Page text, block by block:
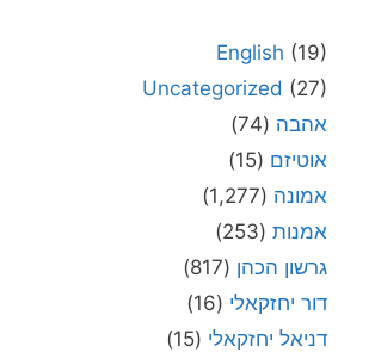
English (19)
Uncategorized (27)
אהבה (74)
אוטיזם (15)
אמונה (1,277)
אמנות (253)
גרשון הכהן (817)
דור יחזקאלי (16)
דניאל יחזקאלי (15)